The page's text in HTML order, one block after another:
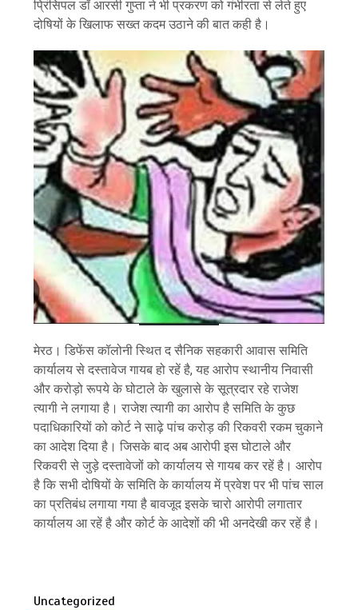
प्रिंसिपल डॉ आरसी गुप्ता ने भी प्रकरण को गंभीरता से लेते हुए
दोषियों के खिलाफ सख्त कदम उठाने की बात कही है।
मेरठ। डिफेंस कॉलोनी स्थित द सैनिक सहकारी आवास समिति
कार्यालय से दस्तावेज गायब हो रहें है, यह आरोप स्थानीय निवासी
और करोड़ो रूपये के घोटाले के खुलासे के सूत्रदार रहे राजेश
त्यागी ने लगाया है। राजेश त्यागी का आरोप है समिति के कुछ
पदाधिकारियों को कोर्ट ने साढ़े पांच करोड़ की रिकवरी रकम चुकाने
का आदेश दिया है। जिसके बाद अब आरोपी इस घोटाले और
रिकवरी से जुड़े दस्तावेजों को कार्यालय से गायब कर रहें है। आरोप
है कि सभी दोषियों के समिति के कार्यालय में प्रवेश पर भी पांच साल
का प्रतिबंध लगाया गया है बावजूद इसके चारो आरोपी लगातार
कार्यालय आ रहें है और कोर्ट के आदेशों की भी अनदेखी कर रहें है।
Uncategorized